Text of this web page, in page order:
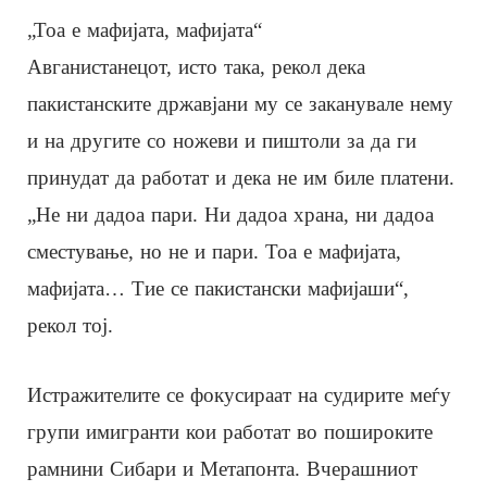
„Тоа е мафијата, мафијата“
Авганистанецот, исто така, рекол дека
пакистанските државјани му се заканувале нему
и на другите со ножеви и пиштоли за да ги
принудат да работат и дека не им биле платени.
„Не ни дадоа пари. Ни дадоа храна, ни дадоа
сместување, но не и пари. Тоа е мафијата,
мафијата… Тие се пакистански мафијаши“,
рекол тој.
Истражителите се фокусираат на судирите меѓу
групи имигранти кои работат во пошироките
рамнини Сибари и Метапонта. Вчерашниот